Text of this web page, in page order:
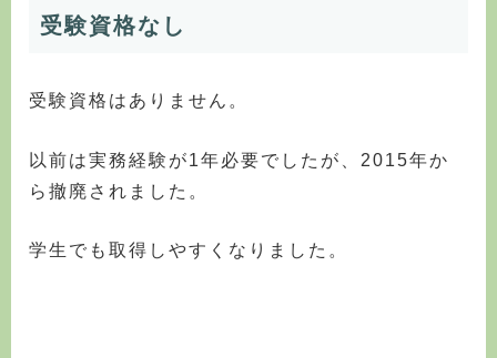
受験資格なし
受験資格はありません。
以前は実務経験が1年必要でしたが、2015年か
ら撤廃されました。
学生でも取得しやすくなりました。